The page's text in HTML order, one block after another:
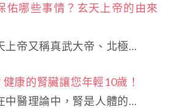
佑哪些事情？玄天上帝的由來
上帝又稱真武大帝、北極…
康的腎臟讓您年輕10歲！
中醫理論中，腎是人體的…